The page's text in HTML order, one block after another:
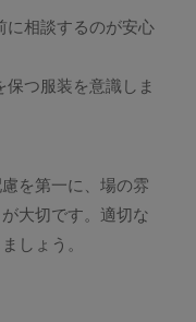
に相談するのが安心
つ服装を意識しま
を第一に、場の雰
大切です。適切な
しょう。